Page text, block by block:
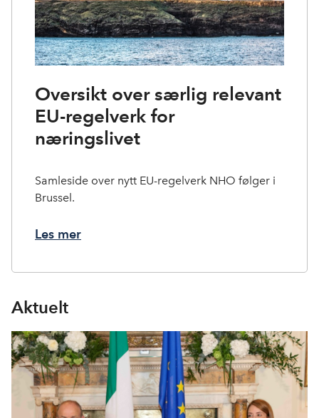
Oversikt over særlig relevant
EU-regelverk for
næringslivet
Samleside over nytt EU-regelverk NHO følger i
Brussel.
Les mer
Aktuelt